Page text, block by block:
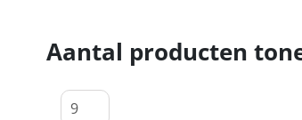
Aantal producten